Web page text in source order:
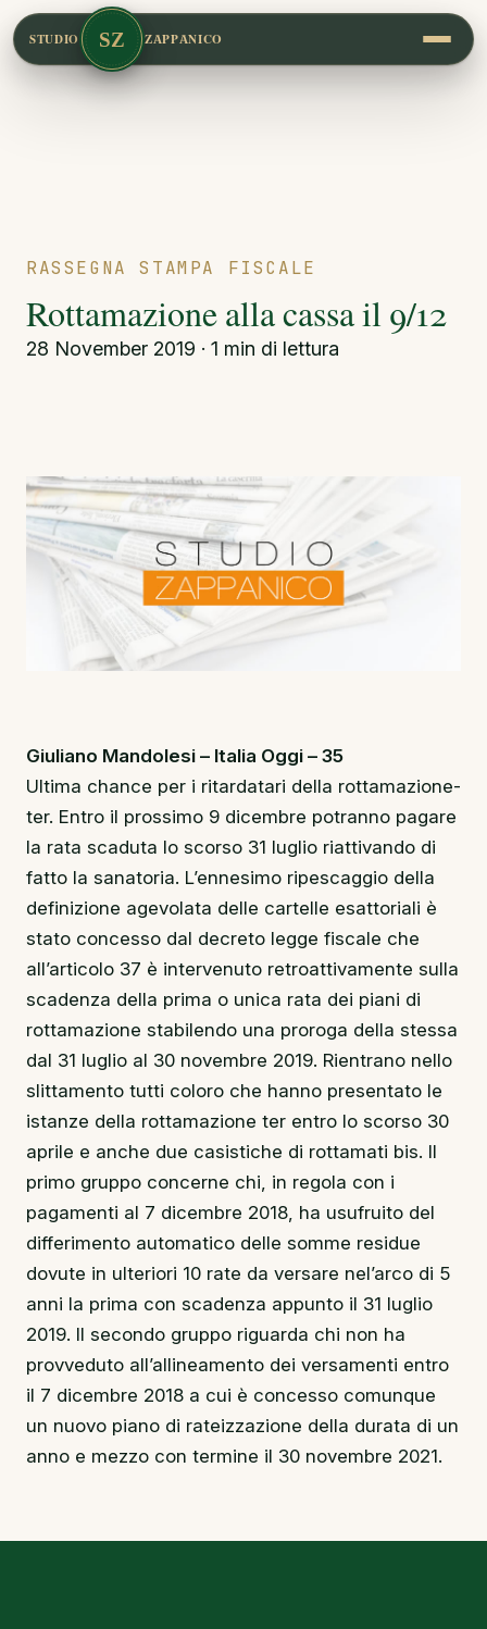
STUDIO SZ ZAPPANICO
RASSEGNA STAMPA FISCALE
Rottamazione alla cassa il 9/12
28 November 2019 · 1 min di lettura
Giuliano Mandolesi – Italia Oggi – 35
Ultima chance per i ritardatari della rottamazione-
ter. Entro il prossimo 9 dicembre potranno pagare
la rata scaduta lo scorso 31 luglio riattivando di
fatto la sanatoria. L’ennesimo ripescaggio della
definizione agevolata delle cartelle esattoriali è
stato concesso dal decreto legge fiscale che
all’articolo 37 è intervenuto retroattivamente sulla
scadenza della prima o unica rata dei piani di
rottamazione stabilendo una proroga della stessa
dal 31 luglio al 30 novembre 2019. Rientrano nello
slittamento tutti coloro che hanno presentato le
istanze della rottamazione ter entro lo scorso 30
aprile e anche due casistiche di rottamati bis. Il
primo gruppo concerne chi, in regola con i
pagamenti al 7 dicembre 2018, ha usufruito del
differimento automatico delle somme residue
dovute in ulteriori 10 rate da versare nel’arco di 5
anni la prima con scadenza appunto il 31 luglio
2019. Il secondo gruppo riguarda chi non ha
provveduto all’allineamento dei versamenti entro
il 7 dicembre 2018 a cui è concesso comunque
un nuovo piano di rateizzazione della durata di un
anno e mezzo con termine il 30 novembre 2021.